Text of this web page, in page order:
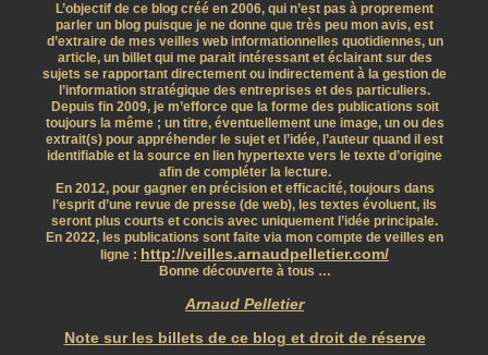
L’objectif de ce blog créé en 2006, qui n’est pas à proprement
parler un blog puisque je ne donne que très peu mon avis, est
d’extraire de mes veilles web informationnelles quotidiennes, un
article, un billet qui me parait intéressant et éclairant sur des
sujets se rapportant directement ou indirectement à la gestion de
l’information stratégique des entreprises et des particuliers.
Depuis fin 2009, je m’efforce que la forme des publications soit
toujours la même ; un titre, éventuellement une image, un ou des
extrait(s) pour appréhender le sujet et l’idée, l’auteur quand il est
identifiable et la source en lien hypertexte vers le texte d’origine
afin de compléter la lecture.
En 2012, pour gagner en précision et efficacité, toujours dans
l’esprit d’une revue de presse (de web), les textes évoluent, ils
seront plus courts et concis avec uniquement l’idée principale.
En 2022, les publications sont faite via mon compte de veilles en
ligne : http://veilles.arnaudpelletier.com/
Bonne découverte à tous …
Arnaud Pelletier
Note sur les billets de ce blog et droit de réserve